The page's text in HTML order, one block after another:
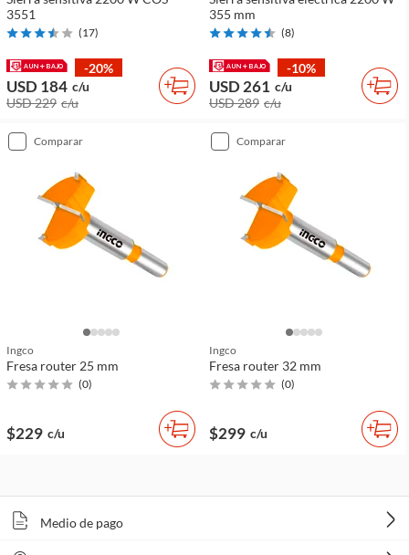
3551
(17)
-20%
USD 184 c/u
USD 229 c/u
355 mm
(8)
-10%
USD 261 c/u
USD 289 c/u
comparar
Ingco
Fresa router 25 mm
(0)
$229 c/u
comparar
Ingco
Fresa router 32 mm
(0)
$299 c/u
Medio de pago